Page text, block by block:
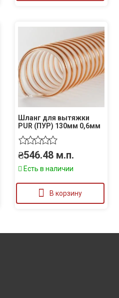
Шланг для вытяжки
PUR (ПУР) 130мм 0,6мм
₴546.48 м.п.
Есть в наличии
В корзину